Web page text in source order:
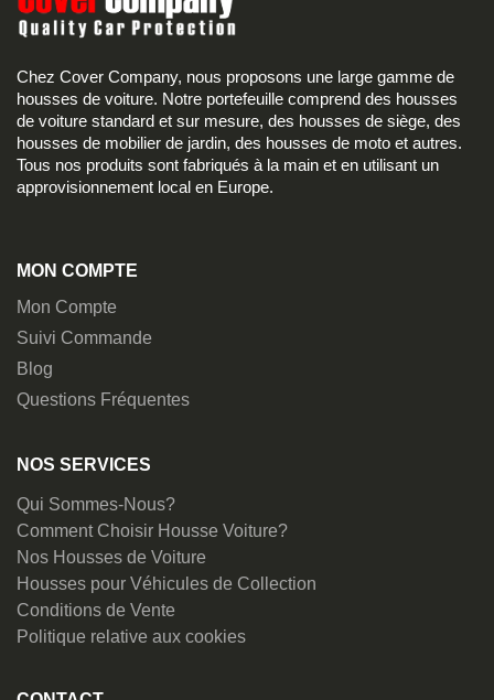
Chez Cover Company, nous proposons une large gamme de
housses de voiture. Notre portefeuille comprend des housses
de voiture standard et sur mesure, des housses de siège, des
housses de mobilier de jardin, des housses de moto et autres.
Tous nos produits sont fabriqués à la main et en utilisant un
approvisionnement local en Europe.
MON COMPTE
Mon Compte
Suivi Commande
Blog
Questions Fréquentes
NOS SERVICES
Qui Sommes-Nous?
Comment Choisir Housse Voiture?
Nos Housses de Voiture
Housses pour Véhicules de Collection
Conditions de Vente
Politique relative aux cookies